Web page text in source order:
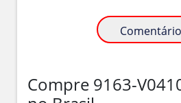
Compre 9163-